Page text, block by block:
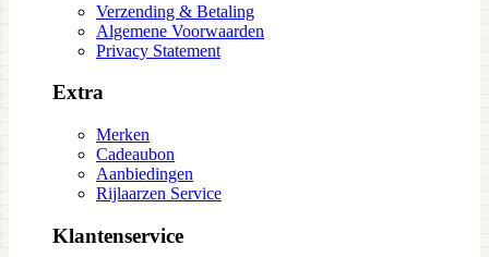
Verzending & Betaling
Algemene Voorwaarden
Privacy Statement
Extra
Merken
Cadeaubon
Aanbiedingen
Rijlaarzen Service
Klantenservice